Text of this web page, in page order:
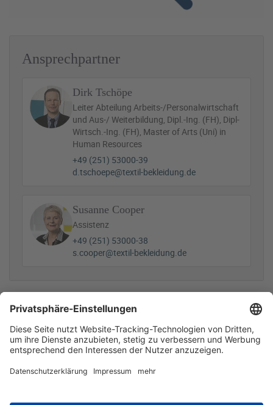
Ansprechpartner
Dirk Tschöpe
Leiter Abteilung Arbeits-/Personalwirtschaft
und Aus-/ Weiterbildung, Dipl.-Ing. (FH), Dipl-
Wirtsch.-Ing. (FH), Master of Arts (Uni) in
Human Resources
+49 (251) 53000-39
d.tschoepe@textil-bekleidung.de
Susanne Cooper
Assistenz
+49 (251) 53000-38
s.cooper@textil-bekleidung.de
Zugehörige Dateien
Datenerhebung_Personalkennzahlen_2025.pdf
416 KB